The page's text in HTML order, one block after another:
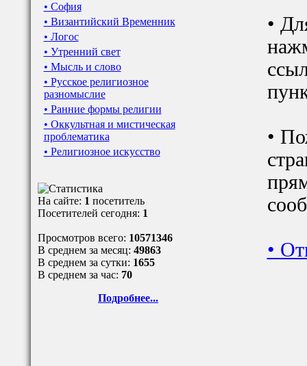
• София
• Византийский Временник
• Логос
• Утренний свет
• Мысль и слово
• Русское религиозное
разномыслие
• Ранние формы религии
• Оккультная и мистическая
проблематика
• Религиозное искусство
На сайте: 1 посетитель
Посетителей сегодня: 1
Просмотров всего: 10571346
В среднем за месяц: 49863
В среднем за сутки: 1655
В среднем за час: 70
Подробнее...
•
•
•